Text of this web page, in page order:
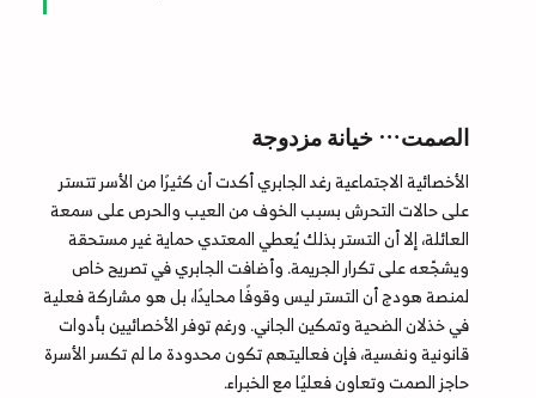
الصمت… خيانة مزدوجة
الأخصائية الاجتماعية رغد الجابري أكدت أن كثيرًا من الأسر تتستر
على حالات التحرش بسبب الخوف من العيب والحرص على سمعة
العائلة، إلا أن التستر بذلك يُعطي المعتدي حماية غير مستحقة
ويشجّعه على تكرار الجريمة. وأضافت الجابري في تصريح خاص
لمنصة هودج أن التستر ليس وقوفًا محايدًا، بل هو مشاركة فعلية
في خذلان الضحية وتمكين الجاني. ورغم توفر الأخصائيين بأدوات
قانونية ونفسية، فإن فعاليتهم تكون محدودة ما لم تكسر الأسرة
حاجز الصمت وتعاون فعليًا مع الخبراء.